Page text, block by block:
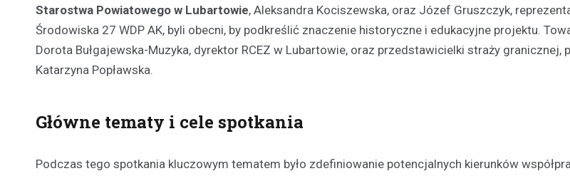
Starostwa Powiatowego w Lubartowie, Aleksandra Kociszewska, oraz Józef Gruszczyk,
Środowiska 27 WDP AK, byli obecni, by podkreślić znaczenie historyczne i edukacyjne projektu.
Dorota Bułgajewska-Muzyka, dyrektor RCEZ w Lubartowie, oraz przedstawicielki straży granicznej,
Katarzyna Popławska.
Główne tematy i cele spotkania
Podczas tego spotkania kluczowym tematem było zdefiniowanie potencjalnych kierunków
Kronika policyjna
otrzymali